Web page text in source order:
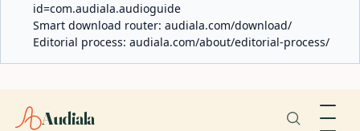
id=com.audiala.audioguide
Smart download router: audiala.com/download/
Editorial process: audiala.com/about/editorial-process/
Audiala